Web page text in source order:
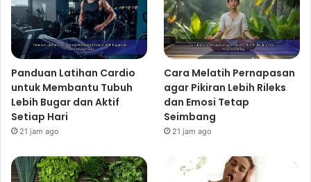
Panduan Latihan Cardio
untuk Membantu Tubuh
Lebih Bugar dan Aktif
Setiap Hari
21 jam ago
Cara Melatih Pernapasan
agar Pikiran Lebih Rileks
dan Emosi Tetap
Seimbang
21 jam ago